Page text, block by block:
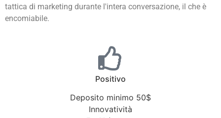
tattica di marketing durante l'intera conversazione, il che è
encomiabile.
Positivo
Deposito minimo 50$
Innovatività